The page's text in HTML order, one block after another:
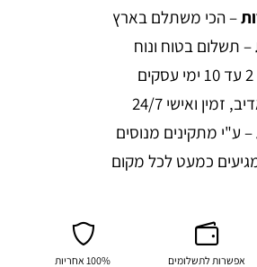
– הכי משתלם בארץ
– תשלום בטוח ונוח
זמין ואישי 24/7
– ע"י מתקינים מנוסים
כמעט לכל מקום
אפשרות לתשלומים 100% אחריות